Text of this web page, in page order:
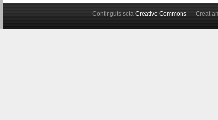
Continguts sota Creative Commons Creat